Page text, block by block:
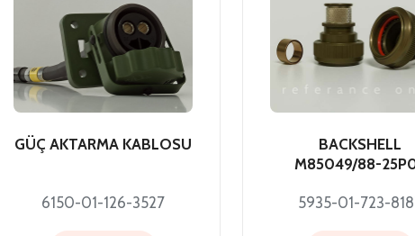
GÜÇ AKTARMA KABLOSU
6150-01-126-3527
BACKSHELL
M85049/88-
5935-01-723-